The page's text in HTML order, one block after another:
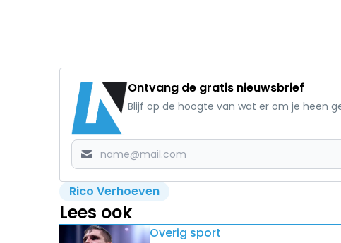
Ontvang de gratis nieuwsbrief
Blijf op de hoogte van wat er om je heen
Rico Verhoeven
Lees ook
Overig sport